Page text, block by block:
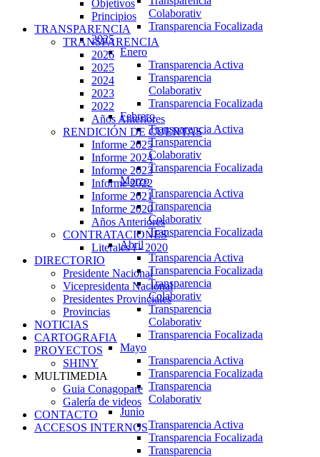
Colaborativ
Transparencia Focalizada
2025
Enero
Transparencia Activa
Transparencia
Colaborativ
Transparencia Focalizada
Febrero
Transparencia Activa
Transparencia
Colaborativ
Transparencia Focalizada
Marzo
Transparencia Activa
Transparencia
Colaborativ
Transparencia Focalizada
Abril
Transparencia Activa
Transparencia Focalizada
Transparencia
Colaborativ
Transparencia
Colaborativ
Transparencia Focalizada
Mayo
Transparencia Activa
Transparencia Focalizada
Transparencia
Colaborativ
Junio
Transparencia Activa
Transparencia Focalizada
Transparencia
Objetivos
Principios
TRANSPARENCIA
TRANSPARENCIA
2026
2025
2024
2023
2022
Años Anteriores
RENDICIÓN DE CUENTAS
Informe 2025
Informe 2024
Informe 2023
Informe 2022
Informe 2021
Informe 2020
Años Anteriores
CONTRATACIONES
Literales i - 2020
DIRECTORIO
Presidente Nacional
Vicepresidenta Nacional
Presidentes Provinciales
Provincias
NOTICIAS
CARTOGRAFIA
PROYECTOS
SHINY
MULTIMEDIA
Guia Conagopare
Galería de videos
CONTACTO
ACCESOS INTERNOS